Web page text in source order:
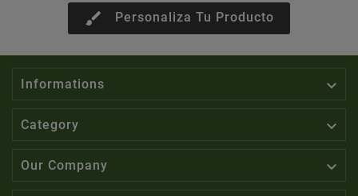
brush Personaliza Tu Producto
Informations 
Category 
Our Company 